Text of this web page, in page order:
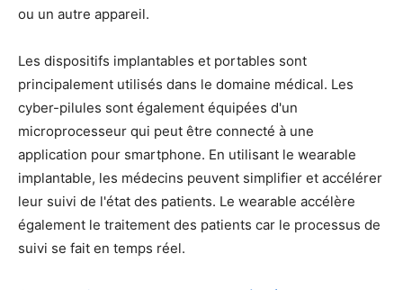
ou un autre appareil.
Les dispositifs implantables et portables sont
principalement utilisés dans le domaine médical. Les
cyber-pilules sont également équipées d'un
microprocesseur qui peut être connecté à une
application pour smartphone. En utilisant le wearable
implantable, les médecins peuvent simplifier et accélérer
leur suivi de l'état des patients. Le wearable accélère
également le traitement des patients car le processus de
suivi se fait en temps réel.